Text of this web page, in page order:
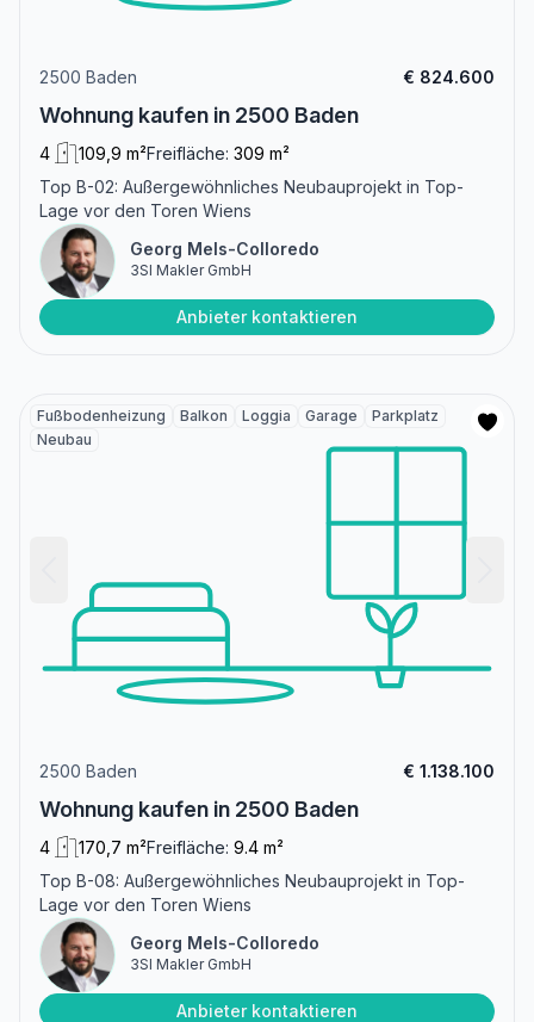
2500 Baden € 824.600
Wohnung kaufen in 2500 Baden
4 109,9 m²Freifläche: 309 m²
Top B-02: Außergewöhnliches Neubauprojekt in Top-
Lage vor den Toren Wiens
Georg Mels-Colloredo
3SI Makler GmbH
Anbieter kontaktieren
Fußbodenheizung Balkon Loggia Garage
Parkplatz
Neubau
2500 Baden € 1.138.100
Wohnung kaufen in 2500 Baden
4 170,7 m²Freifläche: 9.4 m²
Top B-08: Außergewöhnliches Neubauprojekt in Top-
Lage vor den Toren Wiens
Georg Mels-Colloredo
3SI Makler GmbH
Anbieter kontaktieren